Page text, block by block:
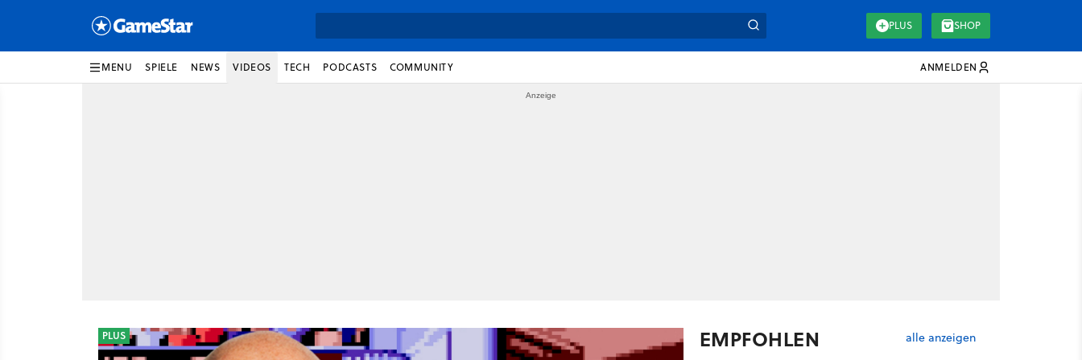
PLUS SHOP
MENU SPIELE NEWS VIDEOS TECH PODCASTS COMMUNITY ANMELDEN
PLUS EMPFOHLEN alle anzeigen